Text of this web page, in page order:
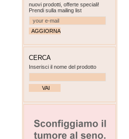
nuovi prodotti, offerte speciali!
Prendi sulla mailing list
CERCA
Inserisci il nome del prodotto